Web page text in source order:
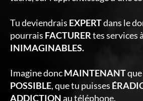
Tu deviendrais EXPERTdans le
pourrais FACTURERtes services
INIMAGINABLES.
Imagine doncMAINTENANT
POSSIBLE, que tu puisses
ADDICTIONau téléphone.